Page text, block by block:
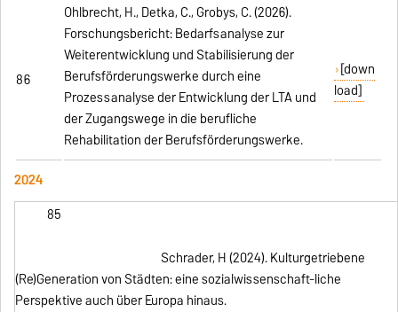
86
Ohlbrecht, H., Detka, C., Grobys, C. (2026).
Forschungsbericht: Bedarfsanalyse zur
Weiterentwicklung und Stabilisierung der
Berufsförderungswerke durch eine
Prozessanalyse der Entwicklung der LTA und
der Zugangswege in die berufliche
Rehabilitation der Berufsförderungswerke.
[down
load]
2024
85
Schrader, H (2024). Kulturgetriebene
(Re)Generation von Städten: eine sozialwissenschaft-liche
Perspektive auch über Europa hinaus.